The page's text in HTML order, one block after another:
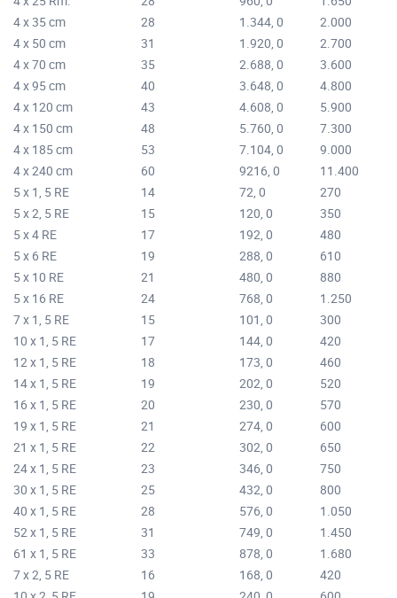
4 x 35 cm
28 1.344, 0
2.000
4 x 50 cm
31 1.920, 0
2.700
4 x 70 cm
35 2.688, 0
3.600
4 x 95 cm
40 3.648, 0
4.800
4 x 120 cm
43 4.608, 0
5.900
4 x 150 cm
48 5.760, 0
7.300
4 x 185 cm
53 7.104, 0
9.000
4 x 240 cm
60 9216, 0
11.400
5 x 1, 5 RE
14 72, 0
270
5 x 2, 5 RE
15 120, 0
350
5 x 4 RE
17 192, 0
480
5 x 6 RE
19 288, 0
610
5 x 10 RE
21 480, 0
880
5 x 16 RE
24 768, 0
1.250
7 x 1, 5 RE
15 101, 0
300
10 x 1, 5 RE
17 144, 0
420
12 x 1, 5 RE
18 173, 0
460
14 x 1, 5 RE
19 202, 0
520
16 x 1, 5 RE
20 230, 0
570
19 x 1, 5 RE
21 274, 0
600
21 x 1, 5 RE
22 302, 0
650
24 x 1, 5 RE
23 346, 0
750
30 x 1, 5 RE
25 432, 0
800
40 x 1, 5 RE
28 576, 0
1.050
52 x 1, 5 RE
31 749, 0
1.450
61 x 1, 5 RE
33 878, 0
1.680
7 x 2, 5 RE
16 168, 0
420